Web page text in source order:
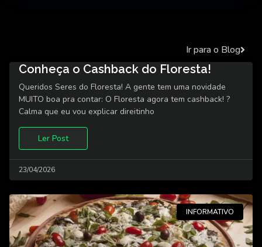
Ir para o Blog
Conheça o Cashback do Floresta!
Queridos Seres do Floresta! A gente tem uma novidade
MUITO boa pra contar: O Floresta agora tem cashback! ?
Calma que eu vou explicar direitinho
Ler Post
23/04/2026
INFORMATIVO